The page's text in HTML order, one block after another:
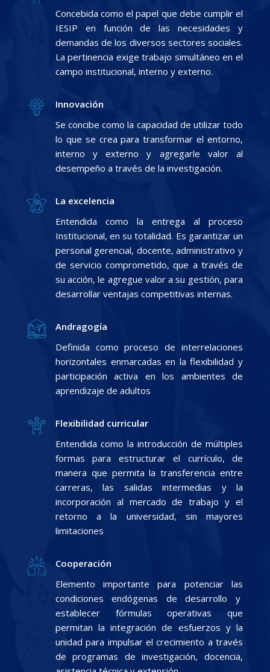
Concebida como el papel que debe cumplir el
IESIP en función de las necesidades y
demandas de los diversos sectores sociales.
La pertinencia exige trabajo simultáneo en el
campo institucional, interno y externo.
Innovación
Se concibe como la capacidad de utilizar todo
lo que se crea para transformar el entorno,
interno y externo y agregarle valor al
desempeño a través de la investigación.
La excelencia
Entendida como la entrega al proceso
Institucional, en su totalidad. Es garantizar un
personal gerencial, docente, administrativo y
de servicio comprometido, que a través de
su acción, le agregue valor a su gestión, para
desarrollar ventajas competitivas internas.
Andragogía
Definida como proceso de interrelaciones
horizontales enmarcadas en la flexibilidad y
participación activa en los ambientes de
aprendizaje de adultos
Flexibilidad curricular
Entendida como la introducción de múltiples
formas para estructurar el currículo, de
manera que permita la transferencia entre
carreras, las salidas intermedias y la
incorporación al mercado de trabajo y el
retorno a la universidad, sin mayores
limitaciones
Cooperación
Elemento importante para potenciar las
condiciones endógenas de desarrollo y
establecer fórmulas operativas que
permitan la integración de esfuerzos y la
unidad para impulsar el crecimiento a través
de programas de investigación, docencia,